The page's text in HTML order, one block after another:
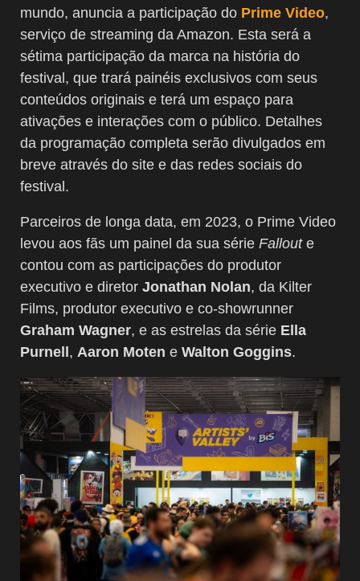
mundo, anuncia a participação do Prime Video,
serviço de streaming da Amazon. Esta será a
sétima participação da marca na história do
festival, que trará painéis exclusivos com seus
conteúdos originais e terá um espaço para
ativações e interações com o público. Detalhes
da programação completa serão divulgados em
breve através do site e das redes sociais do
festival.
Parceiros de longa data, em 2023, o Prime Video
levou aos fãs um painel da sua série Falloute
contou com as participações do produtor
executivo e diretor Jonathan Nolan, da Kilter
Films, produtor executivo e co-showrunner
Graham Wagner, e as estrelas da série Ella
Purnell, Aaron Moten e Walton Goggins.